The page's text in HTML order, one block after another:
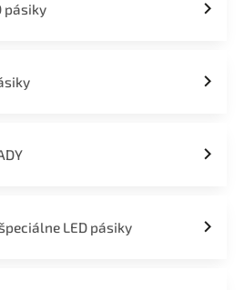
pásiky
LED pásiky